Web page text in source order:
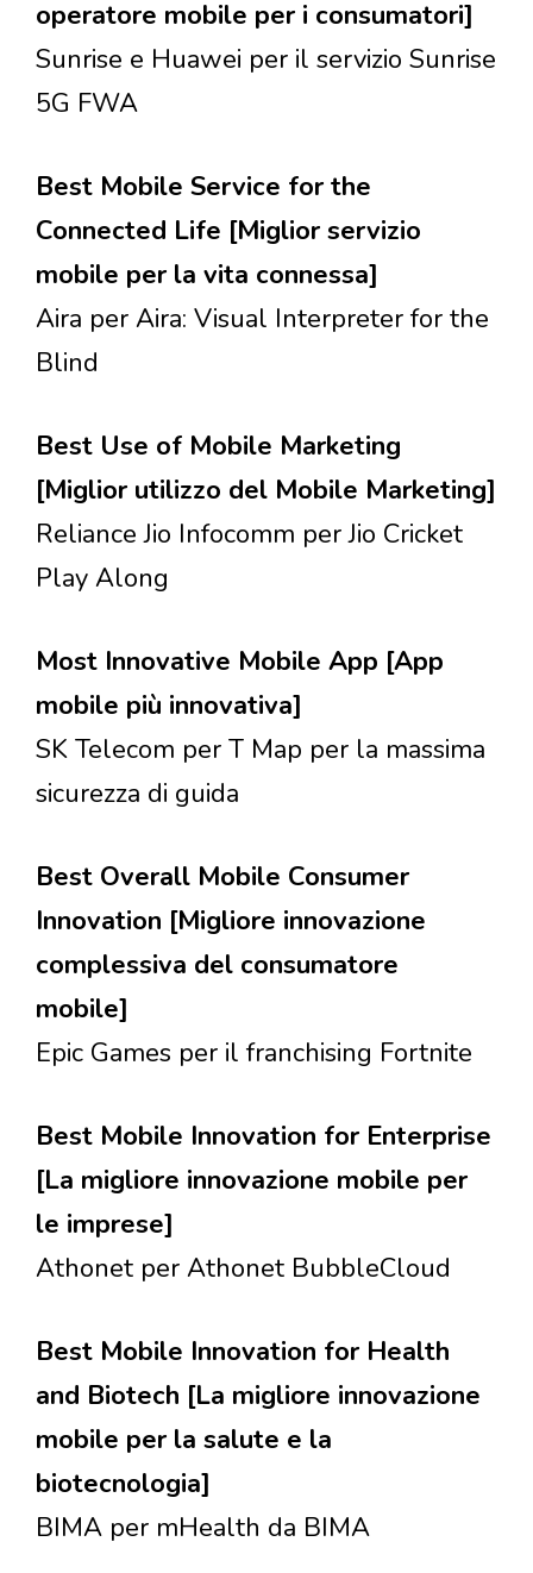
operatore mobile per i consumatori]
Sunrise e Huawei per il servizio Sunrise
5G FWA
Best Mobile Service for the
Connected Life [Miglior servizio
mobile per la vita connessa]
Aira per Aira: Visual Interpreter for the
Blind
Best Use of Mobile Marketing
[Miglior utilizzo del Mobile Marketing]
Reliance Jio Infocomm per Jio Cricket
Play Along
Most Innovative Mobile App [App
mobile più innovativa]
SK Telecom per T Map per la massima
sicurezza di guida
Best Overall Mobile Consumer
Innovation [Migliore innovazione
complessiva del consumatore
mobile]
Epic Games per il franchising Fortnite
Best Mobile Innovation for Enterprise
[La migliore innovazione mobile per
le imprese]
Athonet per Athonet BubbleCloud
Best Mobile Innovation for Health
and Biotech [La migliore innovazione
mobile per la salute e la
biotecnologia]
BIMA per mHealth da BIMA